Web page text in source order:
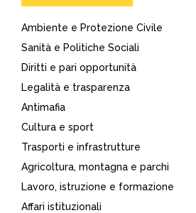
Ambiente e Protezione Civile
Sanità e Politiche Sociali
Diritti e pari opportunità
Legalità e trasparenza
Antimafia
Cultura e sport
Trasporti e infrastrutture
Agricoltura, montagna e parchi
Lavoro, istruzione e formazione
Affari istituzionali